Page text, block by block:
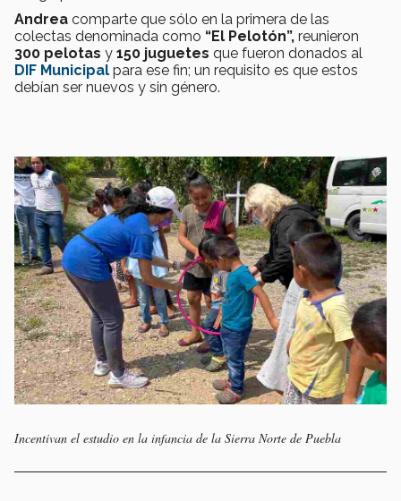
Andrea comparte que sólo en la primera de las
colectas denominada como “El Pelotón”, reunieron
300 pelotas y 150 juguetes que fueron donados al
DIF Municipal para ese fin; un requisito es que estos
debían ser nuevos y sin género.
Incentivan el estudio en la infancia de la Sierra Norte de Puebla